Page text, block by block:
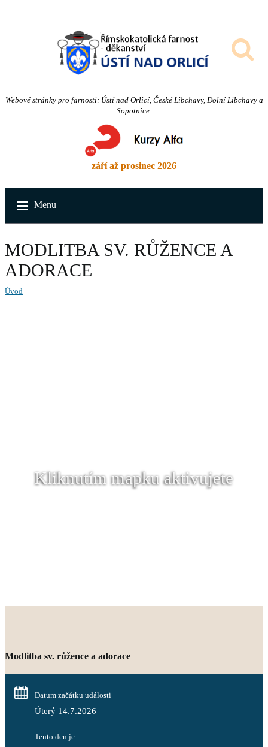
Webové stránky pro farnosti: Ústí nad Orlicí, České Libchavy, Dolní Libchavy a
Sopotnice.
září až prosinec 2026
Menu
MODLITBA SV. RŮŽENCE A
ADORACE
Úvod
Kliknutím mapku aktivujete
Modlitba sv. růžence a adorace
Datum začátku události
Úterý 14.7.2026
Tento den je: